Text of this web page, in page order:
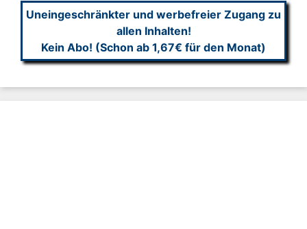
Uneingeschränkter und werbefreier Zugang zu
allen Inhalten!
Kein Abo! (Schon ab 1,67€ für den Monat)